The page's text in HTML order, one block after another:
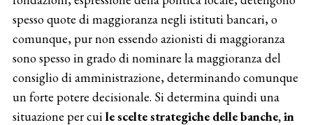
spesso quote di maggioranza negli istituti bancari, o
comunque, pur non essendo azionisti di maggioranza
sono spesso in grado di nominare la maggioranza del
consiglio di amministrazione, determinando comunque
un forte potere decisionale. Si determina quindi una
situazione per cuile scelte strategiche delle banche, in